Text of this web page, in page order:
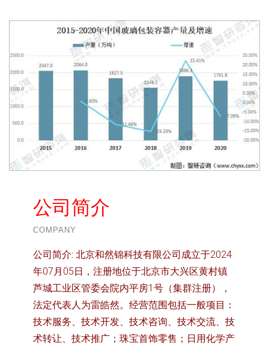
公司简介
COMPANY
公司简介: 北京和然锦科技有限公司成立于2024
年07月05日，注册地位于北京市大兴区黄村镇
芦城工业区管委会院内平房1号（集群注册），
法定代表人为雷皓然。经营范围包括一般项目：
技术服务、技术开发、技术咨询、技术交流、技
术转让、技术推广；珠宝首饰零售；日用化学产